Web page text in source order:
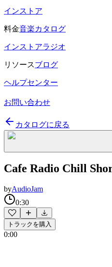
インストア
料金音楽カタログ
インストアラジオ
リソースブログ
ヘルプセンター
お問い合わせ
カタログに戻る
Cafe Radio Chill
byAudioJam
0:30
トラックを購入
0:00